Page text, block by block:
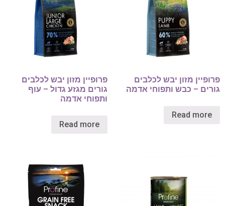
פרופיין מזון יבש לכלבים
גורים – כבש ותפוחי אדמה
Read more
פרופיין מזון יבש לכלבים
גורים מגזע גדול – עוף
ותפוחי אדמה
Read more